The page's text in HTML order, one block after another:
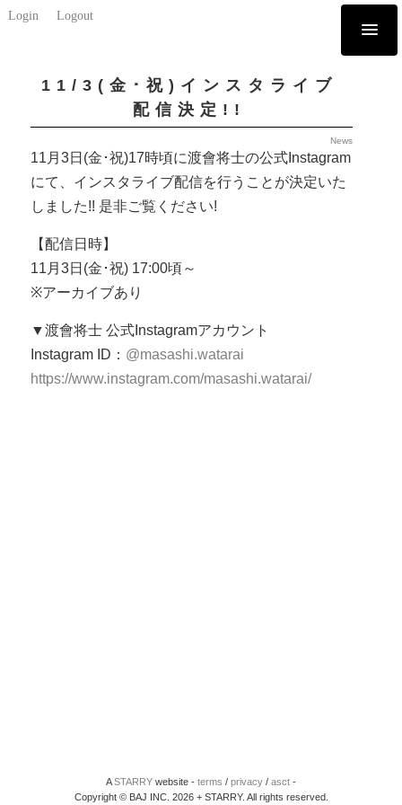
Login Logout
11/3(金･祝)インスタライブ
配信決定!!
News
11月3日(金･祝)17時頃に渡會将士の公式Instagram
にて、インスタライブ配信を行うことが決定いた
しました!! 是非ご覧ください!
【配信日時】
11月3日(金･祝) 17:00頃～
※アーカイブあり
▼渡會将士 公式Instagramアカウント
Instagram ID： @masashi.watarai
https://www.instagram.com/masashi.watarai/
ASTARRY website - terms / privacy / asct -
Copyright © BAJ INC. 2026 + STARRY. All rights reserved.